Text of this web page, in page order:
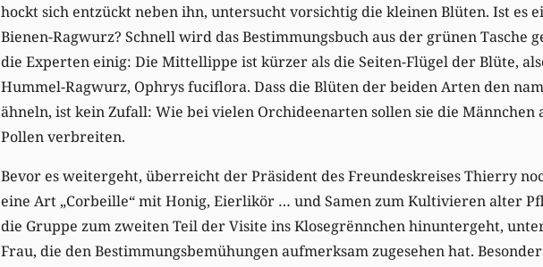
hockt sich entzückt neben ihn, untersucht vorsichtig die kleinen Blüten. Ist es
Bienen-Ragwurz? Schnell wird das Bestimmungsbuch aus der grünen Tasche
die Experten einig: Die Mittellippe ist kürzer als die Seiten-Flügel der Blüte,
Hummel-Ragwurz, Ophrys fuciflora. Dass die Blüten der beiden Arten den
ähneln, ist kein Zufall: Wie bei vielen Orchideenarten sollen sie die Männchen
Pollen verbreiten.
Bevor es weitergeht, überreicht der Präsident des Freundeskreises Thierry
eine Art „Corbeille“ mit Honig, Eierlikör … und Samen zum Kultivieren alter
die Gruppe zum zweiten Teil der Visite ins Klosegrënnchen hinuntergeht,
Frau, die den Bestimmungsbemühungen aufmerksam zugesehen hat.